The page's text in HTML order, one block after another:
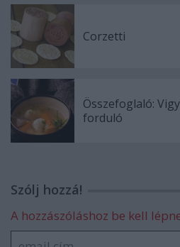
Corzetti
Összefoglaló:
forduló
Szólj hozzá!
A hozzászóláshoz be kell